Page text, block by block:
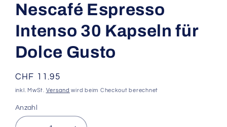
Nescafé Espresso
Intenso 30 Kapseln für
Dolce Gusto
Normaler
Preis
CHF 11.95
inkl. MwSt. Versand wird beim Checkout berechnet
Anzahl